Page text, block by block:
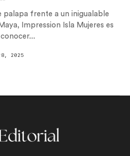
palapa frente a un inigualable
Impression Isla Mujeres es
2025